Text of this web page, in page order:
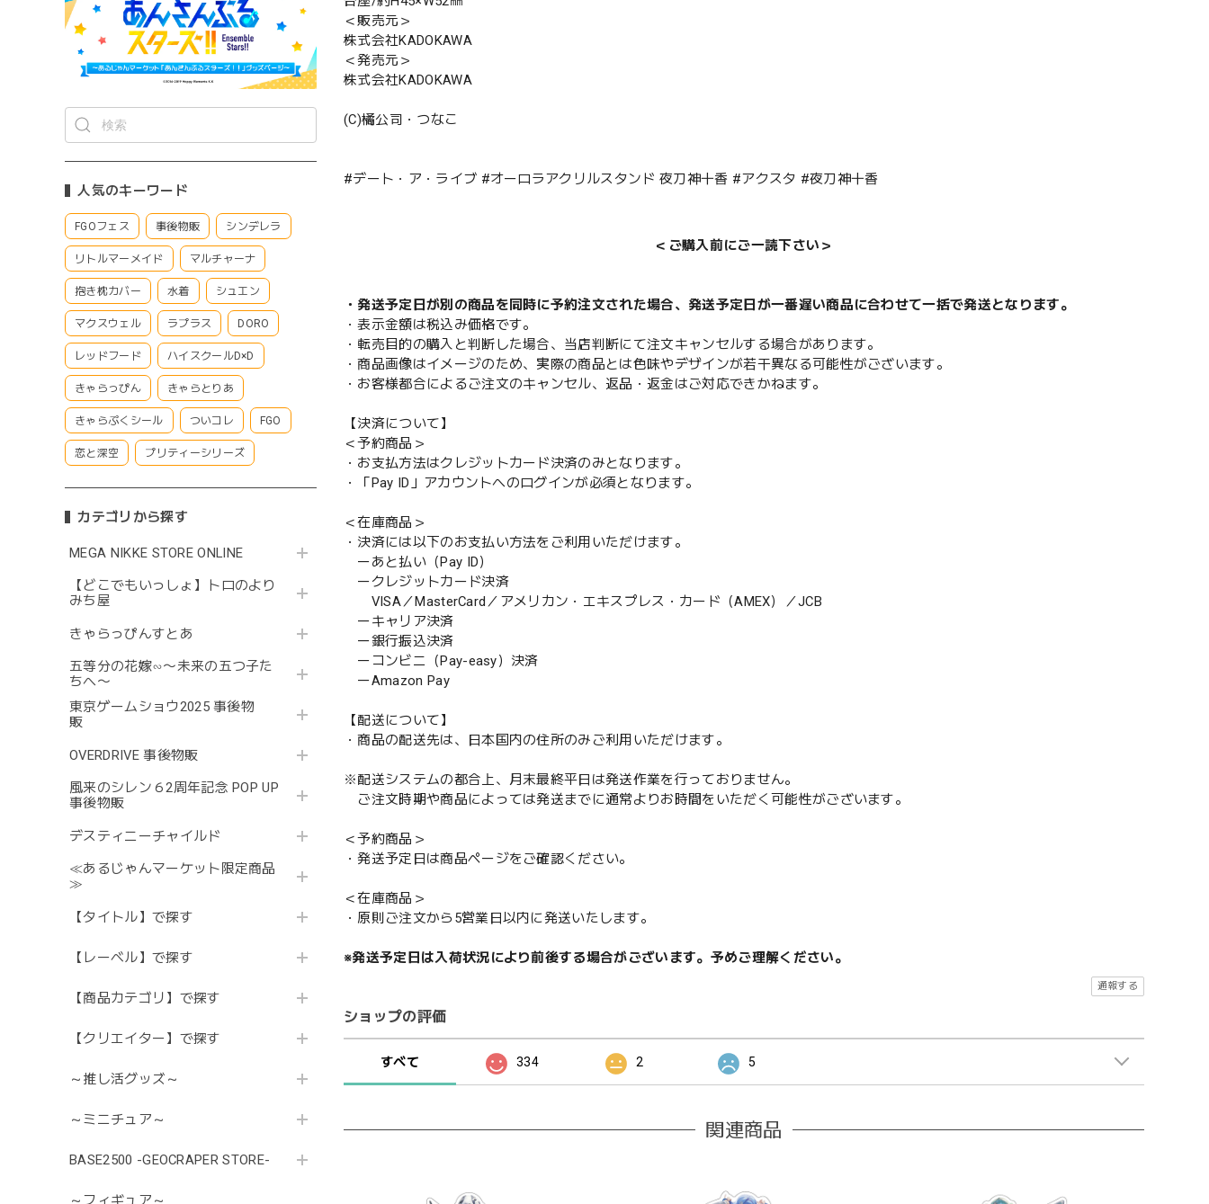
人気のキーワード
FGOフェス 事後物販 シンデレラ
リトルマーメイド マルチャーナ
抱き枕カバー 水着 シュエン
マクスウェル ラプラス DORO
レッドフード ハイスクールD×D
きゃらっぴん きゃらとりあ
きゃらぷくシール ついコレ FGO
恋と深空 プリティーシリーズ
カテゴリから探す
MEGA NIKKE STORE ONLINE
【どこでもいっしょ】トロのより
みち屋
きゃらっぴんすとあ
五等分の花嫁∽〜未来の五つ子た
ちへ〜
東京ゲームショウ2025 事後物
販
OVERDRIVE 事後物販
風来のシレン６2周年記念 POP UP
事後物販
デスティニーチャイルド
≪あるじゃんマーケット限定商品
≫
【タイトル】で探す
【レーベル】で探す
【商品カテゴリ】で探す
【クリエイター】で探す
～推し活グッズ～
～ミニチュア～
BASE2500 -GEOCRAPER STORE-
～フィギュア～
＜販売元＞
株式会社KADOKAWA
＜発売元＞
株式会社KADOKAWA
(C)橘公司・つなこ
#デート・ア・ライブ #オーロラアクリルスタンド 夜刀神十香 #アクスタ #夜刀神十香
＜ご購入前にご一読下さい＞
・発送予定日が別の商品を同時に予約注文された場合、発送予定日が一番遅い商品に合わせて一括で発送となります。
・表示金額は税込み価格です。
・転売目的の購入と判断した場合、当店判断にて注文キャンセルする場合があります。
・商品画像はイメージのため、実際の商品とは色味やデザインが若干異なる可能性がございます。
・お客様都合によるご注文のキャンセル、返品・返金はご対応できかねます。
【決済について】
＜予約商品＞
・お支払方法はクレジットカード決済のみとなります。
・「Pay ID」アカウントへのログインが必須となります。
＜在庫商品＞
・決済には以下のお支払い方法をご利用いただけます。
ーあと払い（Pay ID）
ークレジットカード決済
VISA／MasterCard／アメリカン・エキスプレス・カード（AMEX）／JCB
ーキャリア決済
ー銀行振込決済
ーコンビニ（Pay-easy）決済
ーAmazon Pay
【配送について】
・商品の配送先は、日本国内の住所のみご利用いただけます。
※配送システムの都合上、月末最終平日は発送作業を行っておりません。
ご注文時期や商品によっては発送までに通常よりお時間をいただく可能性がございます。
＜予約商品＞
・発送予定日は商品ページをご確認ください。
＜在庫商品＞
・原則ご注文から5営業日以内に発送いたします。
※発送予定日は入荷状況により前後する場合がございます。予めご理解ください。
通報する
ショップの評価
すべて 334 2 5
関連商品